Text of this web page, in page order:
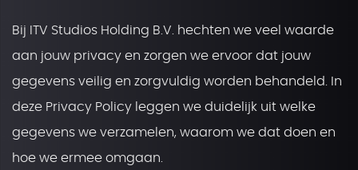
Bij ITV Studios Holding B.V. hechten we veel waarde
aan jouw privacy en zorgen we ervoor dat jouw
gegevens veilig en zorgvuldig worden behandeld. In
deze Privacy Policy leggen we duidelijk uit welke
gegevens we verzamelen, waarom we dat doen en
hoe we ermee omgaan.